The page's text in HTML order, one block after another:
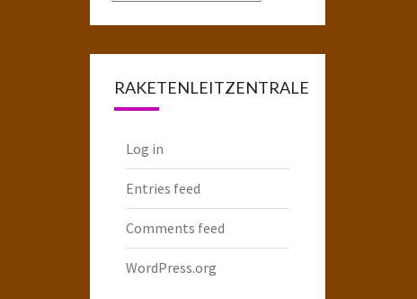
RAKETENLEITZENTRALE
Log in
Entries feed
Comments feed
WordPress.org